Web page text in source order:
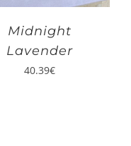
Midnight
Lavender
40.39€